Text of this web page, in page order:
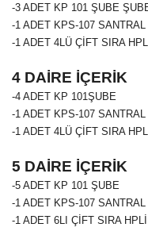
-3 ADET KP 101 ŞUBE
-1 ADET KPS-107 SANTRAL
-1 ADET 4LÜ ÇİFT SIRA
4 DAİRE İÇERİK
-4 ADET KP 101ŞUBE
-1 ADET KPS-107 SANTRAL
-1 ADET 4LÜ ÇİFT SIRA
5 DAİRE
-5 ADET KP 101
-1 ADET KPS-107 SANTRAL
-1 ADET 6LI ÇİFT SIRA